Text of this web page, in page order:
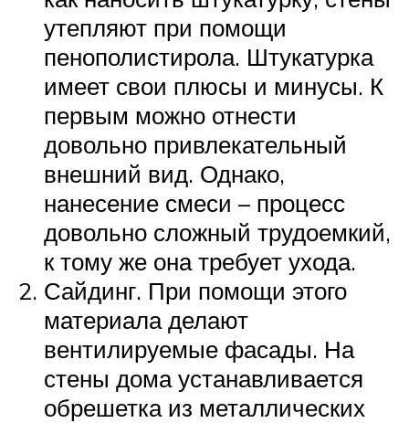
утепляют при помощи
пенополистирола. Штукатурка
имеет свои плюсы и минусы. К
первым можно отнести
довольно привлекательный
внешний вид. Однако,
нанесение смеси – процесс
довольно сложный трудоемкий,
к тому же она требует ухода.
Сайдинг. При помощи этого
материала делают
вентилируемые фасады. На
стены дома устанавливается
обрешетка из металлических